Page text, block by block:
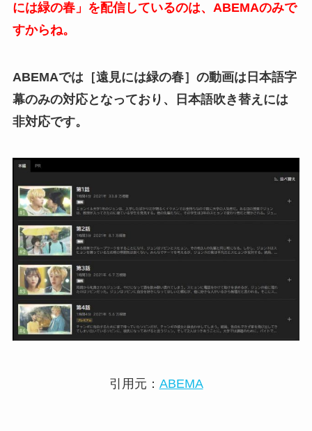
には緑の春」を配信しているのは、ABEMAのみで
すからね。
ABEMAでは［遠見には緑の春］の動画は日本語字
幕のみの対応となっており、日本語吹き替えには
非対応です。
引用元： ABEMA